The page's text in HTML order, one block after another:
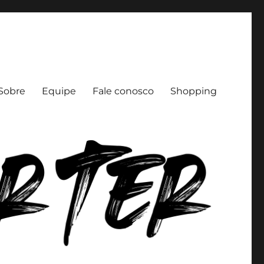
Equipe Fale conosco Shopping